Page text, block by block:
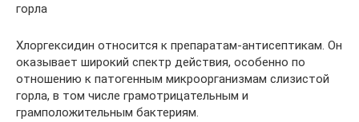
горла
Хлоргексидин относится к препаратам-антисептикам. Он
оказывает широкий спектр действия, особенно по
отношению к патогенным микроорганизмам слизистой
горла, в том числе грамотрицательным и
грамположительным бактериям.